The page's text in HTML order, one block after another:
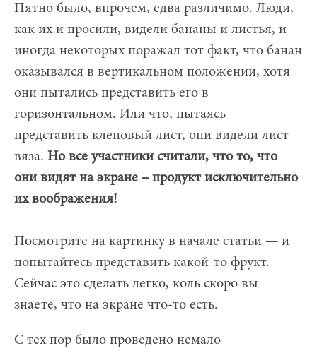
Пятно было, впрочем, едва различимо. Люди,
как их и просили, видели бананы и листья, и
иногда некоторых поражал тот факт, что банан
оказывался в вертикальном положении, хотя
они пытались представить его в
горизонтальном. Или что, пытаясь
представить кленовый лист, они видели лист
вяза. Но все участники считали, что то, что
они видят на экране – продукт исключительно
их воображения!
Посмотрите на картинку в начале статьи — и
попытайтесь представить какой-то фрукт.
Сейчас это сделать легко, коль скоро вы
знаете, что на экране что-то есть.
С тех пор было проведено немало